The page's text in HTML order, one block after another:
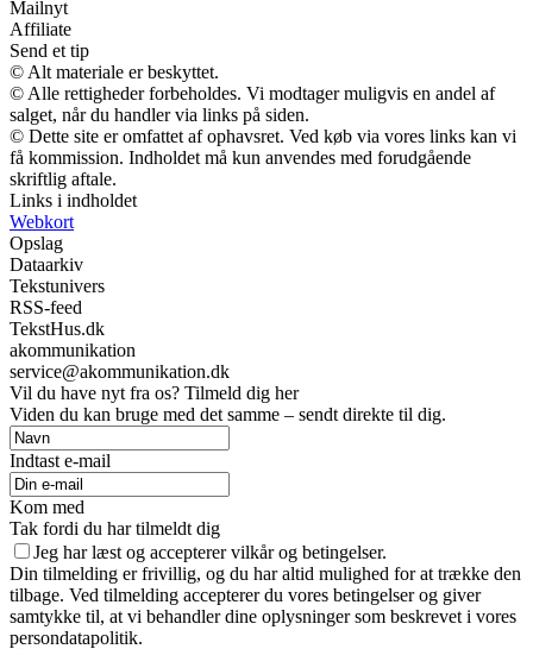
Mailnyt
Affiliate
Send et tip
© Alt materiale er beskyttet.
© Alle rettigheder forbeholdes. Vi modtager muligvis en andel af
salget, når du handler via links på siden.
© Dette site er omfattet af ophavsret. Ved køb via vores links kan vi
få kommission. Indholdet må kun anvendes med forudgående
skriftlig aftale.
Links i indholdet
Webkort
Opslag
Dataarkiv
Tekstunivers
RSS-feed
TekstHus.dk
akommunikation
service@akommunikation.dk
Vil du have nyt fra os? Tilmeld dig her
Viden du kan bruge med det samme – sendt direkte til dig.
Indtast e-mail
Kom med
Tak fordi du har tilmeldt dig
Jeg har læst og accepterer vilkår og betingelser.
Din tilmelding er frivillig, og du har altid mulighed for at trække den
tilbage. Ved tilmelding accepterer du vores betingelser og giver
samtykke til, at vi behandler dine oplysninger som beskrevet i vores
persondatapolitik.